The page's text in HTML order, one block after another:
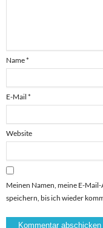
Name*
E-Mail *
Website
Meinen Namen, meine E-
speichern, bis ich wieder